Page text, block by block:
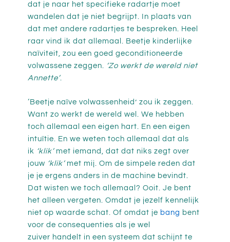
dat je naar het specifieke radartje moet
wandelen dat je niet begrijpt. In plaats van
dat met andere radartjes te bespreken. Heel
raar vind ik dat allemaal. Beetje kinderlijke
naïviteit, zou een goed geconditioneerde
volwassene zeggen. ‘Zo werkt de wereld niet
Annette’.
‘Beetje naïve volwassenheid’ zou ik zeggen.
Want zo werkt de wereld wel. We hebben
toch allemaal een eigen hart. En een eigen
intuïtie. En we weten toch allemaal dat als
ik ‘klik’met iemand, dat dat niks zegt over
jouw ‘klik’met mij. Om de simpele reden dat
je je ergens anders in de machine bevindt.
Dat wisten we toch allemaal? Ooit. Je bent
het alleen vergeten. Omdat je jezelf kennelijk
niet op waarde schat. Of omdat je bang bent
voor de consequenties als je wel
zuiver handelt in een systeem dat schijnt te